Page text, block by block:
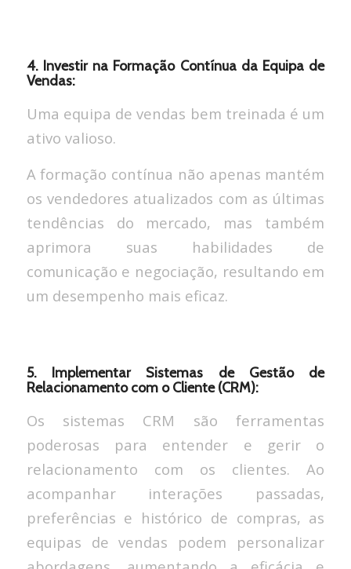
4. Investir na Formação Contínua da Equipa de
Vendas:
Uma equipa de vendas bem treinada é um
ativo valioso.
A formação contínua não apenas mantém
os vendedores atualizados com as últimas
tendências do mercado, mas também
aprimora suas habilidades de
comunicação e negociação, resultando em
um desempenho mais eficaz.
5. Implementar Sistemas de Gestão de
Relacionamento com o Cliente (CRM):
Os sistemas CRM são ferramentas
poderosas para entender e gerir o
relacionamento com os clientes. Ao
acompanhar interações passadas,
preferências e histórico de compras, as
equipas de vendas podem personalizar